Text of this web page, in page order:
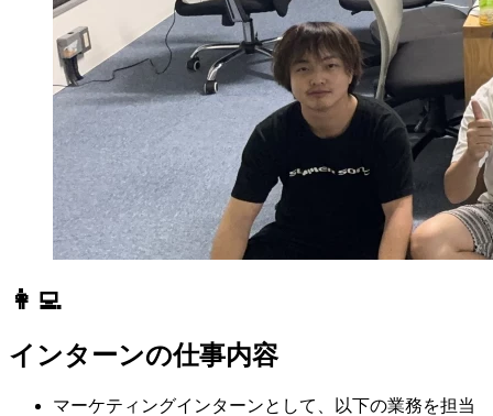
👩‍💻
インターンの仕事内容
マーケティングインターンとして、以下の業務を担当